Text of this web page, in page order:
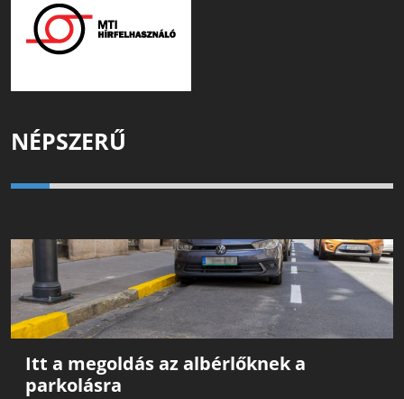
NÉPSZERŰ
Itt a megoldás az albérlőknek a
parkolásra